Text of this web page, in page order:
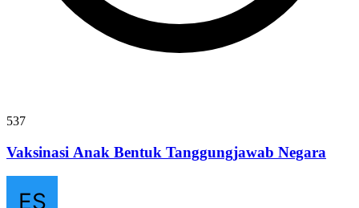
537
Vaksinasi Anak Bentuk Tanggungjawab Negara